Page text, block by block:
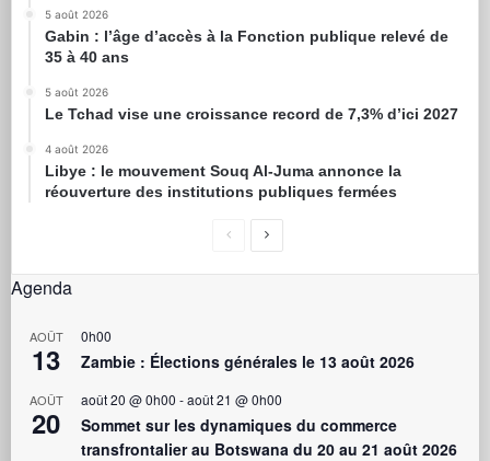
5 août 2026
Gabin : l’âge d’accès à la Fonction publique relevé de
35 à 40 ans
5 août 2026
Le Tchad vise une croissance record de 7,3% d’ici 2027
4 août 2026
Libye : le mouvement Souq Al-Juma annonce la
réouverture des institutions publiques fermées
Agenda
AOÛT
13
0h00
Zambie : Élections générales le 13 août 2026
AOÛT
20
août 20 @ 0h00 -août 21 @ 0h00
Sommet sur les dynamiques du commerce
transfrontalier au Botswana du 20 au 21 août 2026